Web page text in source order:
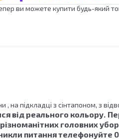
ви можете купити будь-який
, на підкладці з сінтапоном, з
від реального кольору.
головних
питання телефонуйте